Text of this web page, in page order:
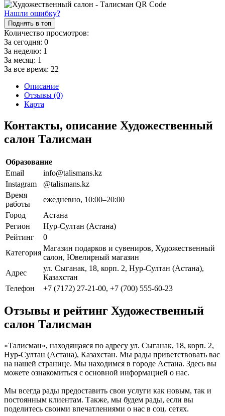
Нашли ошибку?
Поднять в топ
Количество просмотров:
За сегодня: 0
За неделю: 1
За месяц: 1
За все время: 22
Описание
Отзывы (0)
Карта
Контакты, описание Художественный
салон Талисман
Образование
Email
info@talismans.kz
Instagram
@talismans.kz
Время
работы
ежедневно, 10:00–20:00
Город
Астана
Регион
Нур-Султан (Астана)
Рейтинг
0
Категория
Магазин подарков и сувениров, Художественный
салон, Ювелирный магазин
Адрес
ул. Сыганак, 18, корп. 2, Нур-Султан (Астана),
Казахстан
Телефон
+7 (7172) 27-21-00, +7 (700) 555-60-23
Отзывы и рейтинг Художественный
салон Талисман
«Талисман», находящаяся по адресу ул. Сыганак, 18, корп. 2,
Нур-Султан (Астана), Казахстан. Мы рады приветствовать вас
на нашей странице. Мы находимся в городе Астана. Здесь вы
можете ознакомиться с основной информацией о нас.
Мы всегда рады предоставить свои услуги как новым, так и
постоянным клиентам. Также, мы будем рады, если вы
поделитесь своими впечатлениями о нас в соц. сетях.